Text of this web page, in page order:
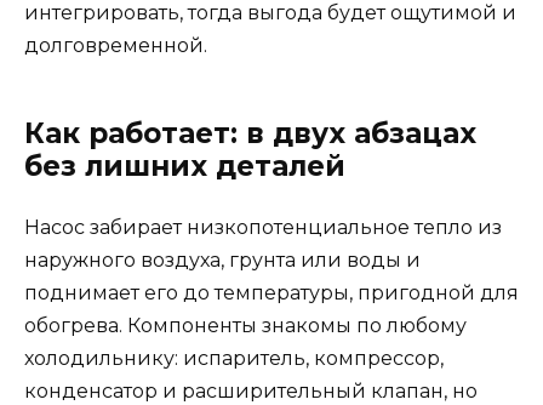
интегрировать, тогда выгода будет ощутимой и
долговременной.
Как работает: в двух абзацах
без лишних деталей
Насос забирает низкопотенциальное тепло из
наружного воздуха, грунта или воды и
поднимает его до температуры, пригодной для
обогрева. Компоненты знакомы по любому
холодильнику: испаритель, компрессор,
конденсатор и расширительный клапан, но